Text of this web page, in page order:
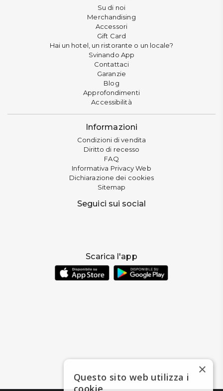
Su di noi
Merchandising
Accessori
Gift Card
Hai un hotel, un ristorante o un locale?
Svinando App
Contattaci
Garanzie
Blog
Approfondimenti
Accessibilità
Informazioni
Condizioni di vendita
Diritto di recesso
FAQ
Informativa Privacy Web
Dichiarazione dei cookies
Sitemap
Seguici sui social
Scarica l'app
×
Questo sito web utilizza i
cookie